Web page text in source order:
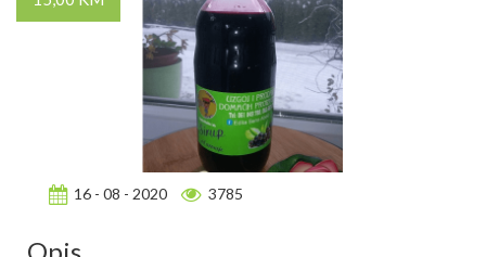
16 - 08 - 2020 3785